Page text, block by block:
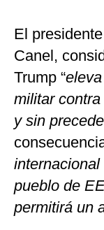
El
Canel,
Trump “
militar
y sin
pueblo de
permitirá un